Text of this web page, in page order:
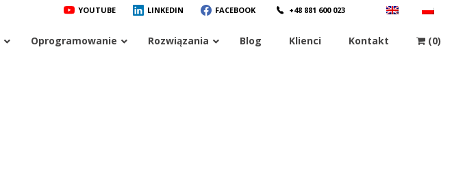
YOUTUBE LINKEDIN FACEBOOK +48 881 600 023
Oprogramowanie Rozwiązania Blog Klienci Kontakt (0)